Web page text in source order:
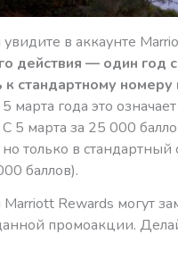
в аккаунте
действия — один год
стандартному
марта года это
С 5 марта за 25 000
только в стандартный
баллов).
Rewards могут
промоакции.